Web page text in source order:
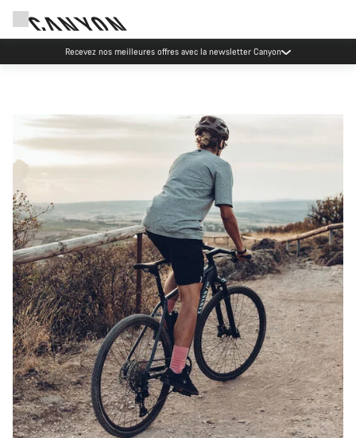
Recevez nos meilleures offres avec la newsletter Canyon